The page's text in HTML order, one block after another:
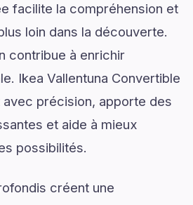
facilite la compréhension et
loin dans la découverte.
contribue à enrichir
Ikea Vallentuna Convertible
précision, apporte des
et aide à mieux
possibilités.
créent une